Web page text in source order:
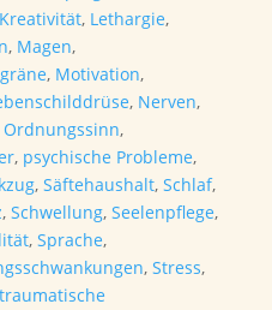
Kreativität, Lethargie,
, Magen,
, Motivation,
, Nerven,
Ordnungssinn,
, psychische Probleme,
, Säftehaushalt, Schlaf,
, Schwellung, Seelenpflege,
, Sprache,
, Stress,
traumatische